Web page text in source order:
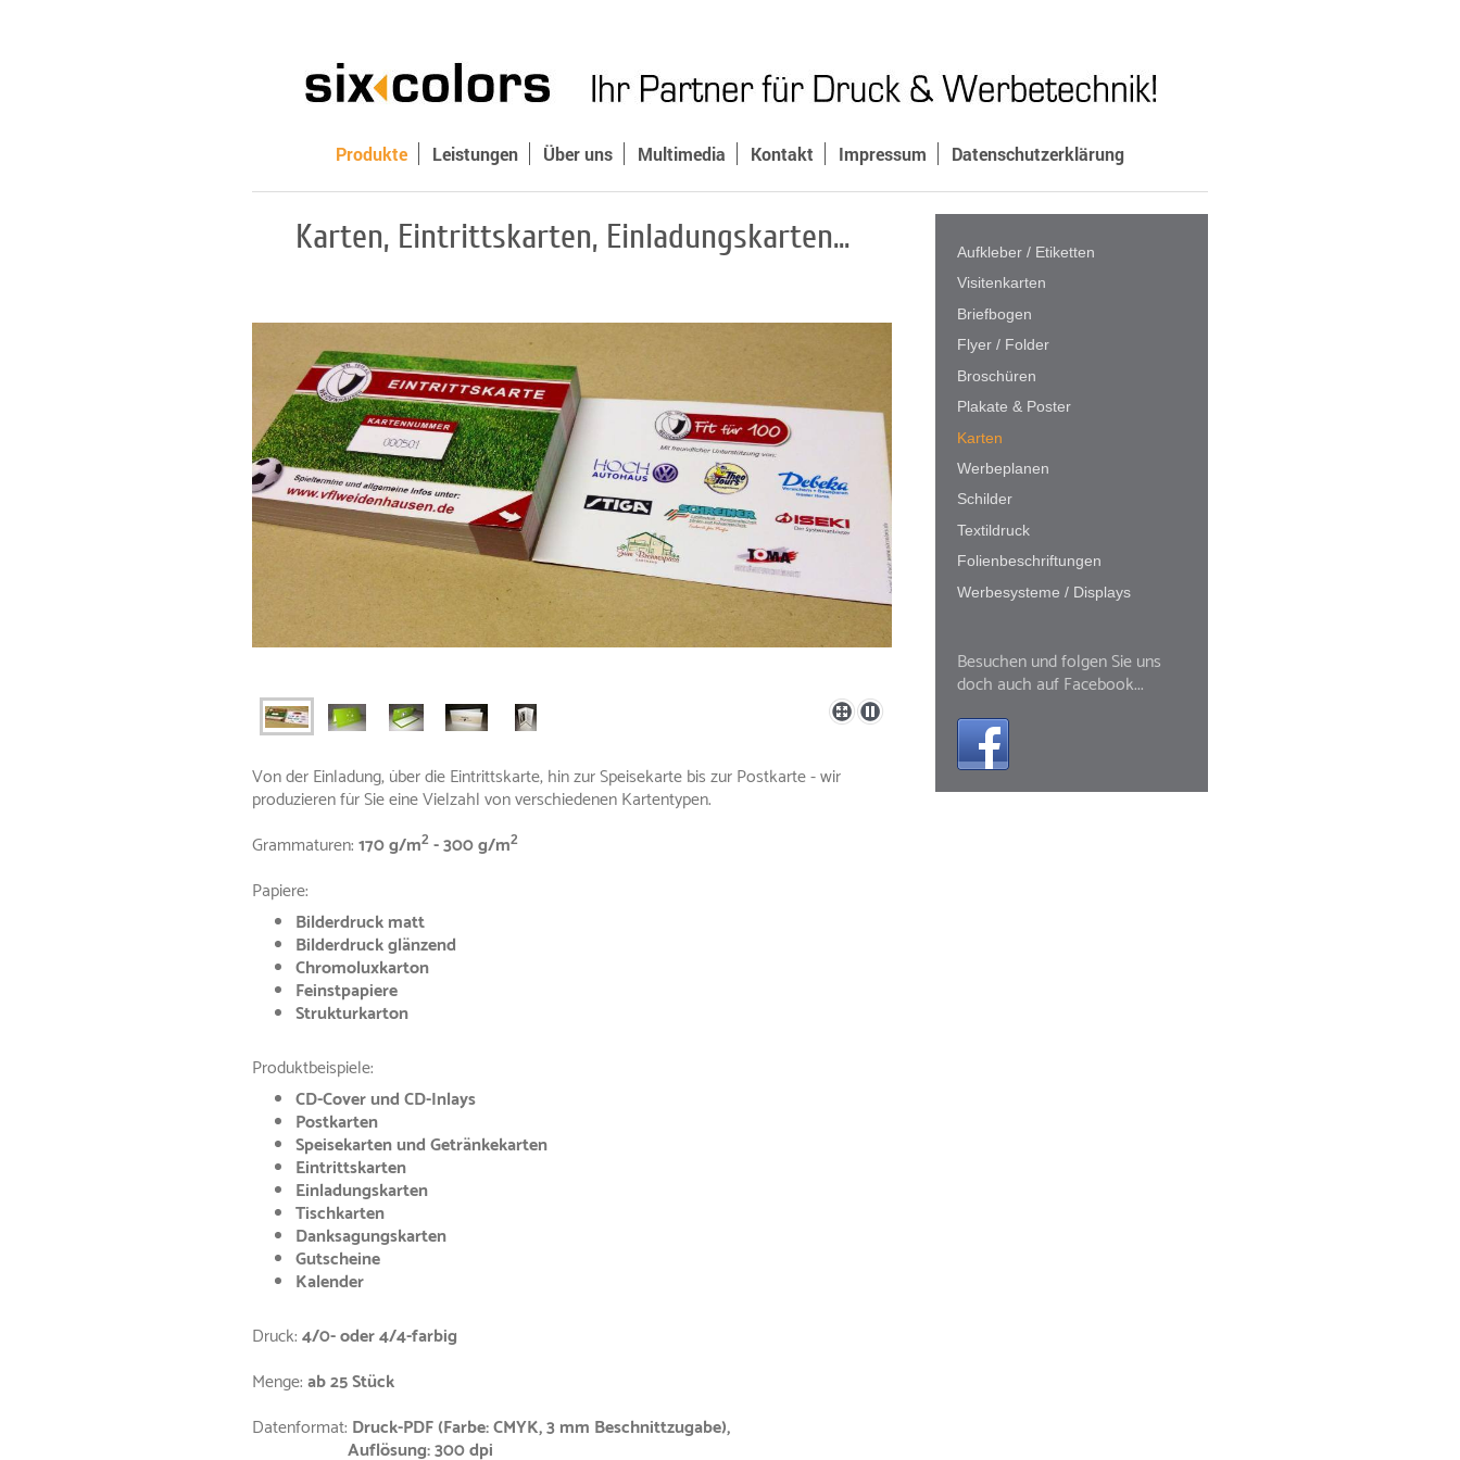
Produkte Leistungen Über uns Multimedia Kontakt Impressum Datenschutzerklärung
Karten, Eintrittskarten, Einladungskarten...
Von der Einladung, über die Eintrittskarte, hin zur Speisekarte bis zur Postkarte - wir
produzieren für Sie eine Vielzahl von verschiedenen Kartentypen.
Grammaturen:170 g/m2 - 300 g/m2
Papiere:
Bilderdruck matt
Bilderdruck glänzend
Chromoluxkarton
Feinstpapiere
Strukturkarton
Produktbeispiele:
CD-Cover und CD-Inlays
Postkarten
Speisekarten und Getränkekarten
Eintrittskarten
Einladungskarten
Tischkarten
Danksagungskarten
Gutscheine
Kalender
Druck:4/0- oder 4/4-farbig
Menge:ab 25 Stück
Datenformat: Druck-PDF (Farbe: CMYK, 3 mm Beschnittzugabe),
Auflösung: 300 dpi
Aufkleber / Etiketten
Visitenkarten
Briefbogen
Flyer / Folder
Broschüren
Plakate & Poster
Karten
Werbeplanen
Schilder
Textildruck
Folienbeschriftungen
Werbesysteme / Displays
Besuchen und folgen Sie uns
doch auch auf Facebook...